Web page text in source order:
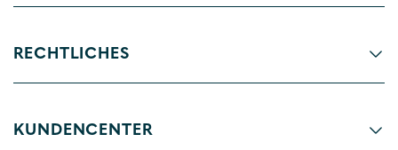
RECHTLICHES
KUNDENCENTER